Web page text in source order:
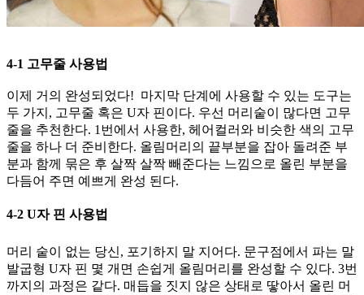
4-1 고무줄 사용법
이제 거의 완성되었다! 마지막 단계에 사용할 수 있는 도구는
두 가지, 고무줄 혹은 U자 핀이다. 우선 머리숱이 많다면 고무
줄을 추천한다. 1번에서 사용한, 헤어컬러와 비슷한 색의 고무
줄을 하나 더 준비한다. 올림머리의 끝부분을 잡아 돌려준 부
분과 함께 묶은 후 살짝 살짝 빼준다는 느낌으로 올린 부분을
다듬어 주면 예쁘게 완성 된다.
4-2 U자 핀 사용법
머리 숱이 없는 당신, 포기하지 말 지어다. 문구점에서 파는 말
발굽형 U자 핀 몇 개면 손쉽게 올림머리를 완성할 수 있다. 3번
까지의 과정은 같다. 매듭을 짓지 않은 상태로 땋아서 올린 머